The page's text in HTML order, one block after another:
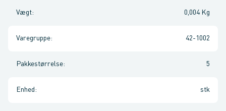
Vægt: 0,004 Kg
Varegruppe: 42-1002
Pakkestørrelse: 5
Enhed : stk